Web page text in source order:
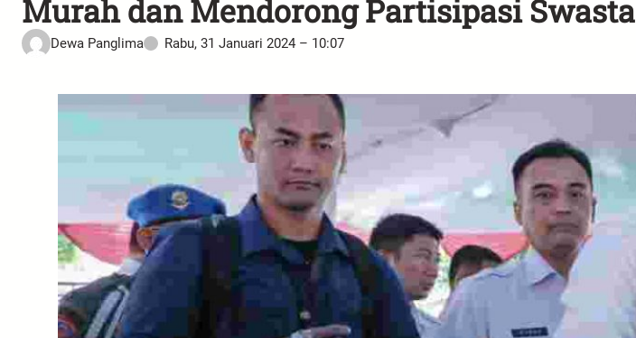
Murah dan Mendorong Partisipasi Swasta
Dewa Panglima Rabu, 31 Januari 2024 – 10:07